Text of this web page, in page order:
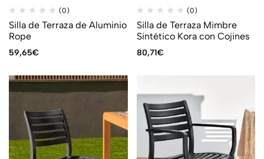
(0)
Silla de Terraza de Aluminio
Rope
59,65€
(0)
Silla de Terraza Mimbre
Sintético Kora con Cojines
80,71€